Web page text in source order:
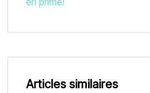
Articles similaires